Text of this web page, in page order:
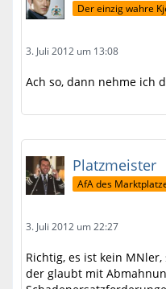
Der einzig wahre
3. Juli 2012 um 13:08
Ach so, dann nehme ich
Platzmeister
AfA des
3. Juli 2012 um 22:27
Richtig, es ist kein
der glaubt mit